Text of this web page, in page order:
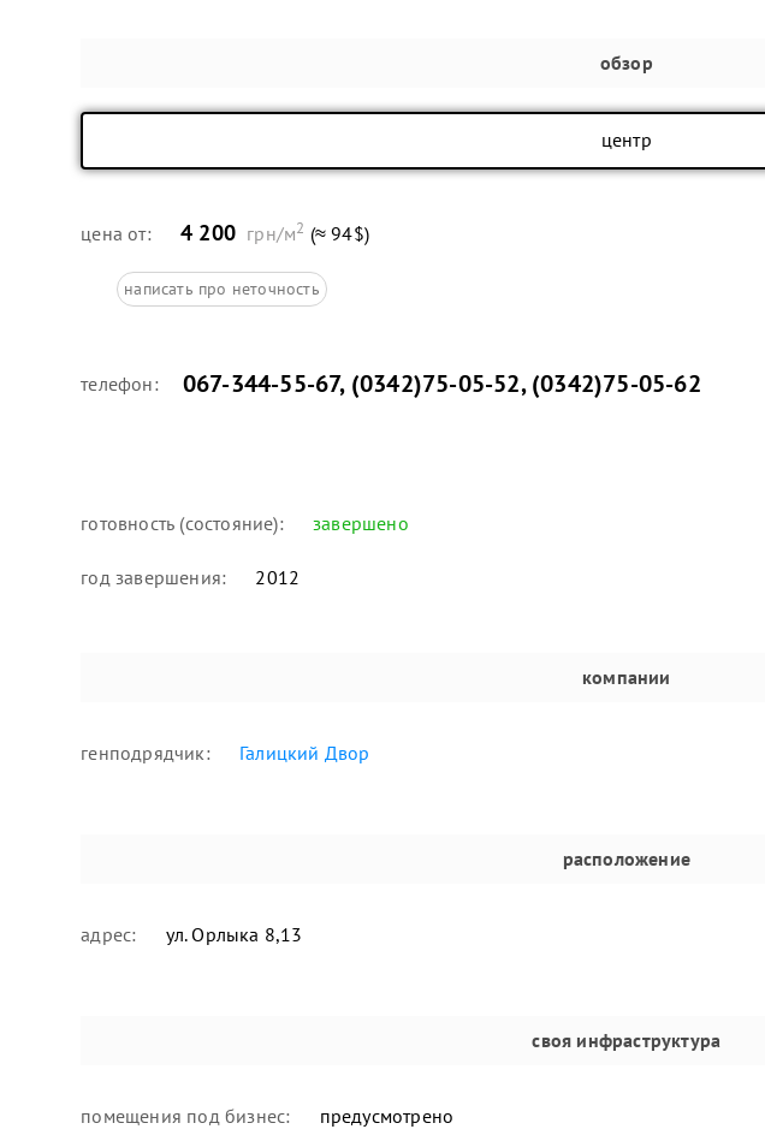
обзор
центр
цена от: 4 200 грн/м2 (≈ 94$)
написать про неточность
телефон: 067-344-55-67, (0342)75-05-52,(0342)75-05-62
готовность (состояние): завершено
год завершения: 2012
компании
генподрядчик: Галицкий Двор
расположение
адрес: ул. Орлыка 8,13
своя инфраструктура
помещения под бизнес: предусмотрено